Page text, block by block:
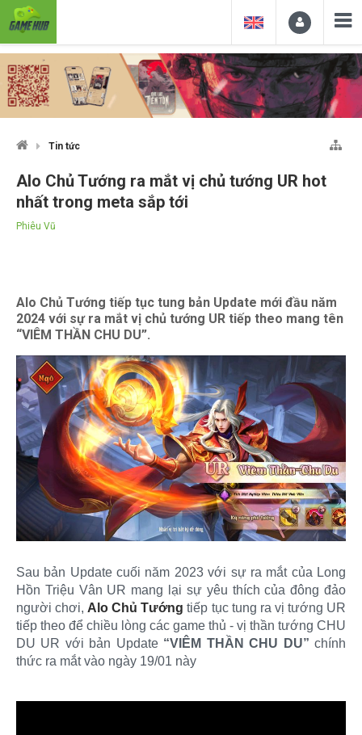
Tin tức
Alo Chủ Tướng ra mắt vị chủ tướng UR hot
nhất trong meta sắp tới
Phiêu Vũ
Alo Chủ Tướng tiếp tục tung bản Update mới đầu năm
2024 với sự ra mắt vị chủ tướng UR tiếp theo mang tên
“VIÊM THẦN CHU DU”.
Sau bản Update cuối năm 2023 với sự ra mắt của Long
Hồn Triệu Vân UR mang lại sự yêu thích của đông đảo
người chơi, Alo Chủ Tướng tiếp tục tung ra vị tướng UR
tiếp theo để chiều lòng các game thủ - vị thần tướng CHU
DU UR với bản Update “VIÊM THẦN CHU DU” chính
thức ra mắt vào ngày 19/01 này